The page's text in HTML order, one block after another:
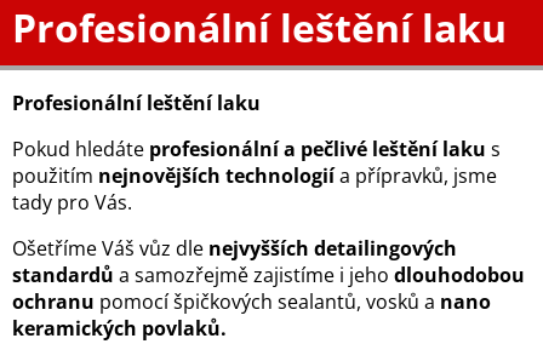
Profesionální leštění laku
Profesionální leštění laku
Pokud hledáte profesionální a pečlivé leštění laku s
použitím nejnovějších technologiía přípravků, jsme
tady pro Vás.
Ošetříme Váš vůz dle nejvyšších detailingových
standardů a samozřejmě zajistíme i jeho dlouhodobou
ochranu pomocí špičkových sealantů, vosků a nano
keramických povlaků.